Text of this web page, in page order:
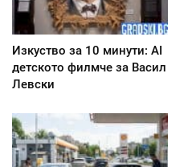
Изкуство за 10 минути: AI
детското филмче за Васил
Левски